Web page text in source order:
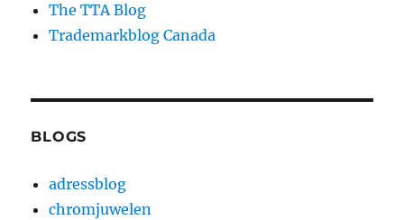
The TTA Blog
Trademarkblog Canada
BLOGS
adressblog
chromjuwelen